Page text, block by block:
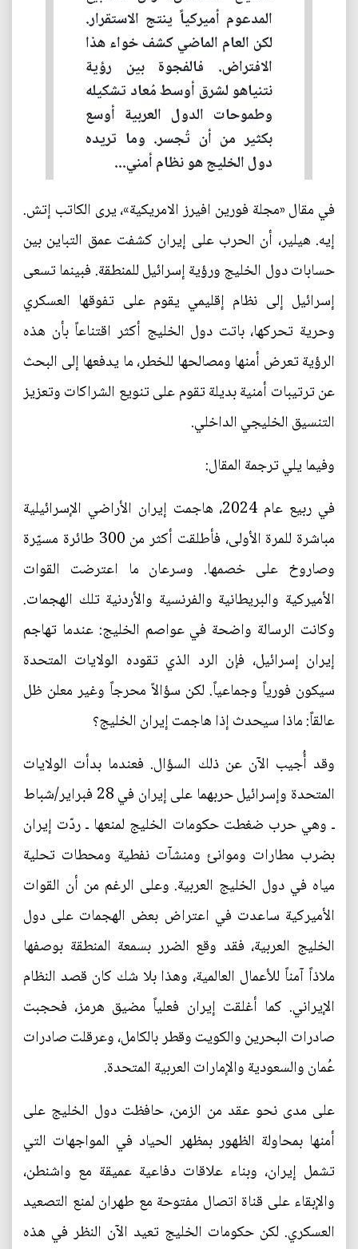
المدعوم أميركياً ينتج الاستقرار.
لكن العام الماضي كشف خواء هذا
الافتراض. فالفجوة بين رؤية
نتنياهو لشرق أوسط مُعاد تشكيله
وطموحات الدول العربية أوسع
بكثير من أن تُجسر. وما تريده
دول الخليج هو نظام أمني...
في مقال «مجلة فورين افيرز الامريكية»، يرى الكاتب إتش.
إيه. هيلير، أن الحرب على إيران كشفت عمق التباين بين
حسابات دول الخليج ورؤية إسرائيل للمنطقة. فبينما تسعى
إسرائيل إلى نظام إقليمي يقوم على تفوقها العسكري
وحرية تحركها، باتت دول الخليج أكثر اقتناعاً بأن هذه
الرؤية تعرض أمنها ومصالحها للخطر، ما يدفعها إلى البحث
عن ترتيبات أمنية بديلة تقوم على تنويع الشراكات وتعزيز
التنسيق الخليجي الداخلي.
وفيما يلي ترجمة المقال:
في ربيع عام 2024، هاجمت إيران الأراضي الإسرائيلية
مباشرة للمرة الأولى، فأطلقت أكثر من 300 طائرة مسيّرة
وصاروخ على خصمها. وسرعان ما اعترضت القوات
الأميركية والبريطانية والفرنسية والأردنية تلك الهجمات.
وكانت الرسالة واضحة في عواصم الخليج: عندما تهاجم
إيران إسرائيل، فإن الرد الذي تقوده الولايات المتحدة
سيكون فورياً وجماعياً. لكن سؤالاً محرجاً وغير معلن ظل
عالقاً: ماذا سيحدث إذا هاجمت إيران الخليج؟
وقد أُجيب الآن عن ذلك السؤال. فعندما بدأت الولايات
المتحدة وإسرائيل حربهما على إيران في 28 فبراير/شباط
ـ وهي حرب ضغطت حكومات الخليج لمنعها ـ ردّت إيران
بضرب مطارات وموانئ ومنشآت نفطية ومحطات تحلية
مياه في دول الخليج العربية. وعلى الرغم من أن القوات
الأميركية ساعدت في اعتراض بعض الهجمات على دول
الخليج العربية، فقد وقع الضرر بسمعة المنطقة بوصفها
ملاذاً آمناً للأعمال العالمية، وهذا بلا شك كان قصد النظام
الإيراني. كما أغلقت إيران فعلياً مضيق هرمز، فحجبت
صادرات البحرين والكويت وقطر بالكامل، وعرقلت صادرات
عُمان والسعودية والإمارات العربية المتحدة.
على مدى نحو عقد من الزمن، حافظت دول الخليج على
أمنها بمحاولة الظهور بمظهر الحياد في المواجهات التي
تشمل إيران، وبناء علاقات دفاعية عميقة مع واشنطن،
والإبقاء على قناة اتصال مفتوحة مع طهران لمنع التصعيد
العسكري. لكن حكومات الخليج تعيد الآن النظر في هذه